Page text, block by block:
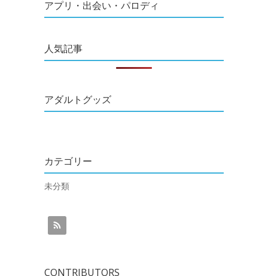
アプリ・出会い・パロディ
人気記事
アダルトグッズ
カテゴリー
未分類
CONTRIBUTORS